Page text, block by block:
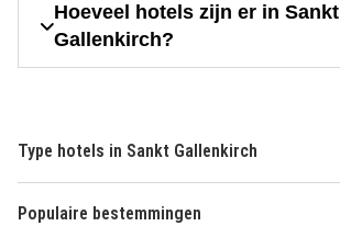
Hoeveel hotels zijn er in Sankt
Gallenkirch?
Type hotels in Sankt Gallenkirch
Populaire bestemmingen